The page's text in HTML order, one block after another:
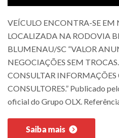
VEÍCULO ENCONTRA-SE EM
LOCALIZADA NA RODOVIA
BLUMENAU/SC “VALOR
NEGOCIAÇÕES SEM
CONSULTAR INFORMAÇÕES
CONSULTORES.” Publicado
oficial do Grupo OLX.
Saiba mais